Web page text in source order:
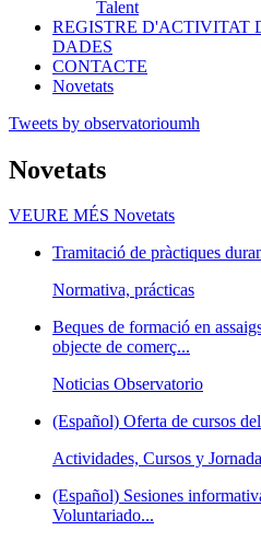
Talent
REGISTRE D'ACTIVITAT
DADES
CONTACTE
Novetats
Tweets by observatorioumh
Novetats
VEURE MÉS Novetats
Tramitació de pràctiques
Normativa, prácticas
Beques de formació en
objecte de comerç...
Noticias Observatorio
(Español) Oferta de cursos
Actividades, Cursos y
(Español) Sesiones
Voluntariado...